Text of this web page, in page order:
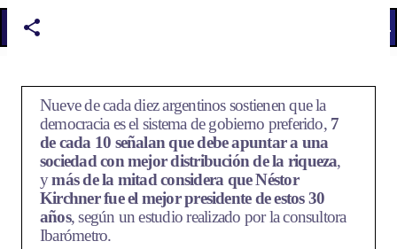
📢 LO ÚLTIMO
Nueve de cada diez argentinos sostienen que la
democracia es el sistema de gobierno preferido, 7
de cada 10 señalan que debe apuntar a una
sociedad con mejor distribución de la riqueza,
ymás de la mitad considera que Néstor
Kirchner fue el mejor presidente de estos 30
años, según un estudio realizado por la consultora
Ibarómetro.